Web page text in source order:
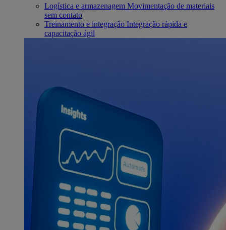
Logística e armazenagem Movimentação de materiais
sem contato
Treinamento e integração Integração rápida e
capacitação ágil